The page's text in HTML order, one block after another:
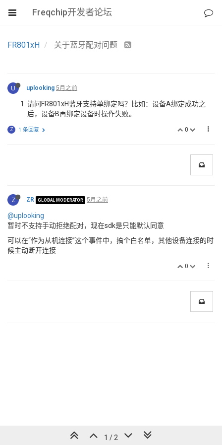
Freqchip开发者论坛
FR801xH 关于蓝牙配对问题
U uplooking 5月之前
请问FR801xH蓝牙支持单绑定吗？比如：设备A绑定成功之
后，设备B再绑定设备时操作失败。
0
Z 1 条回复
Z ZR GLOBAL MODERATOR 5月之前
@uplooking
暂时不支持手动拒绝配对，现在sdk是只能默认同意
可以在“作为从机连接”这个事件中，搞个白名单，其他设备连接的时
候主动断开连接
0
1 / 2